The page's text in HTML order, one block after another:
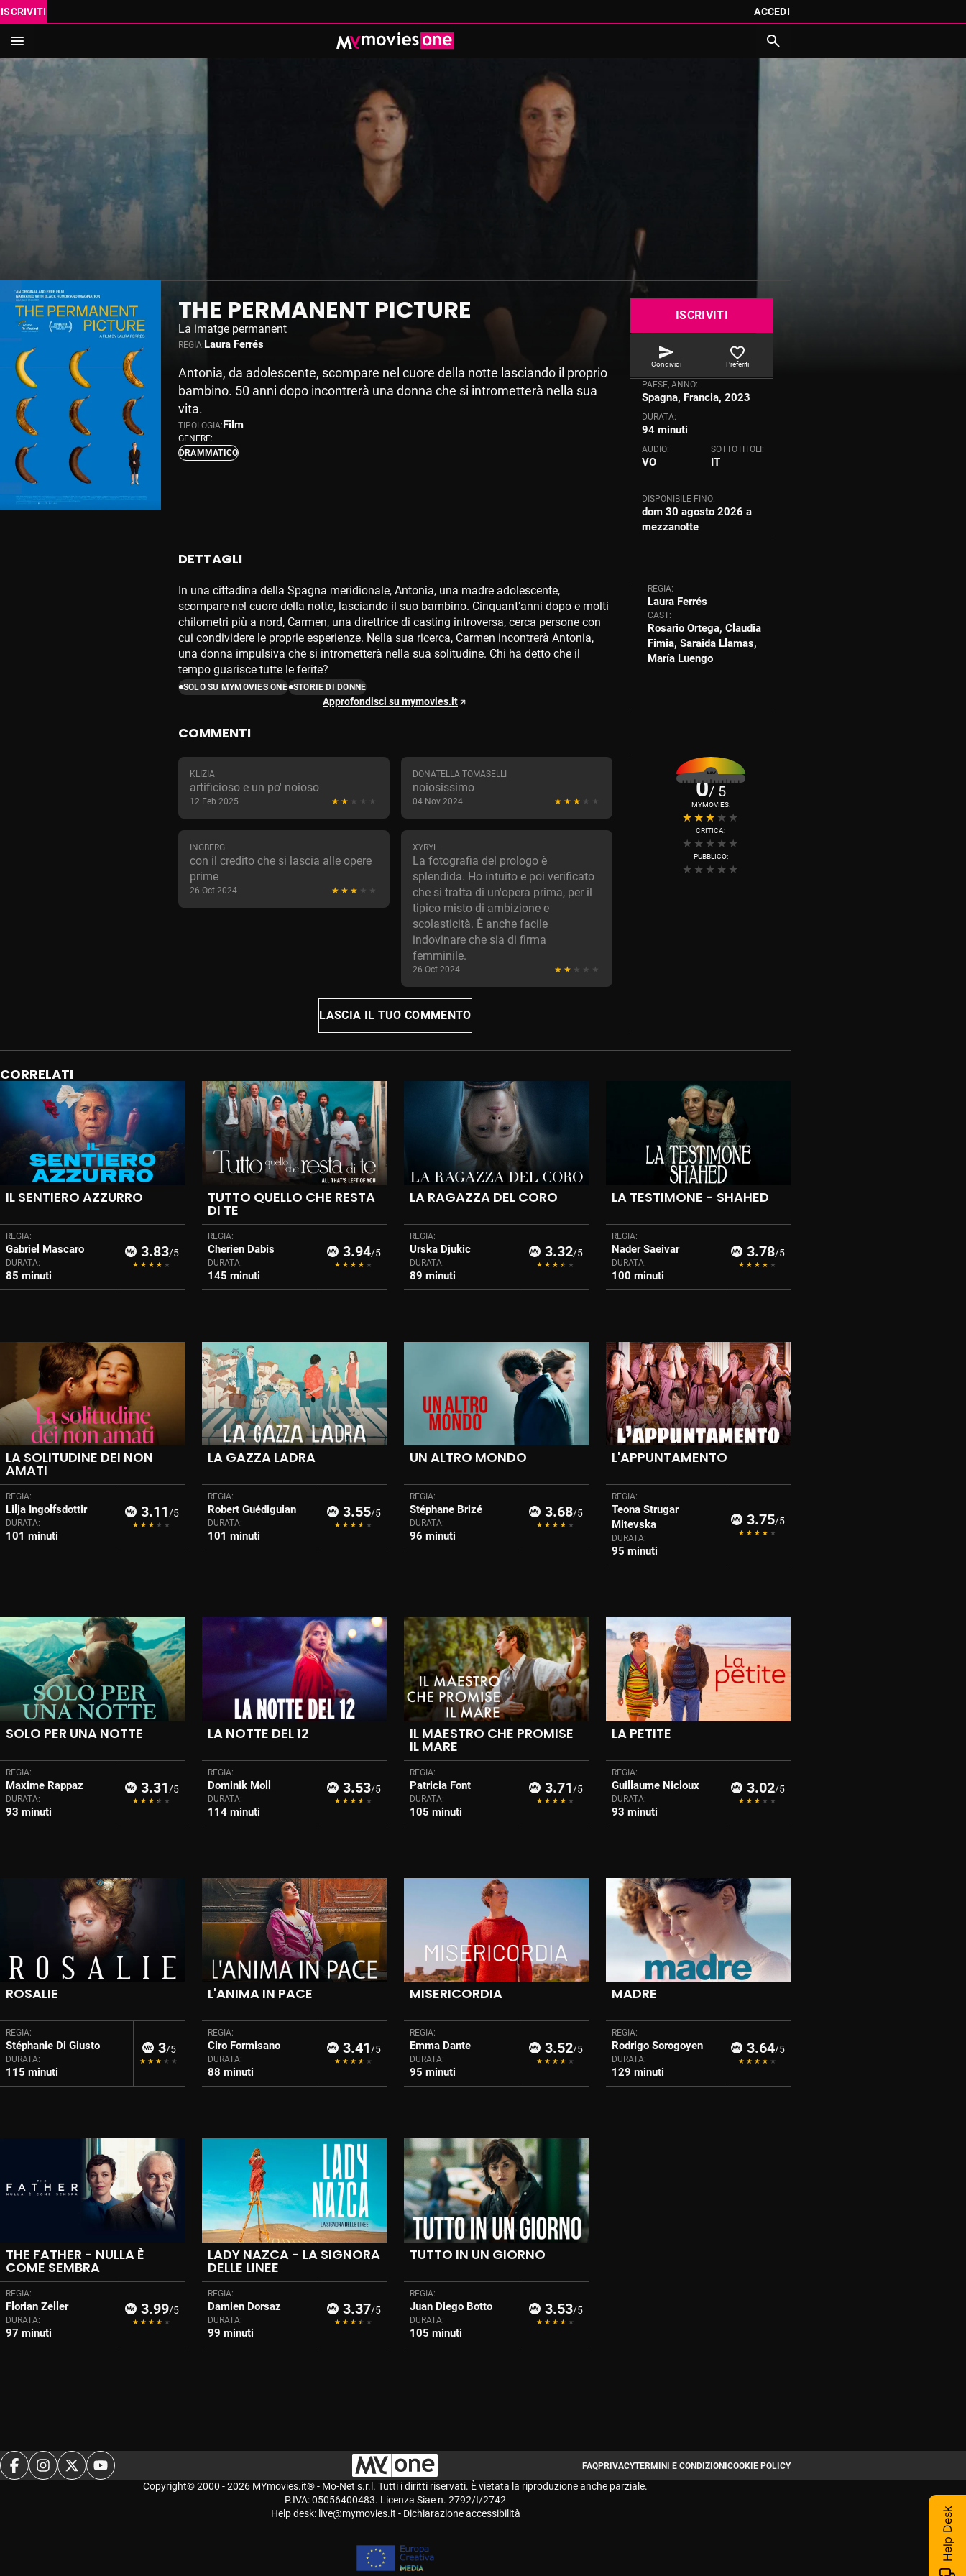
ACCEDI
ISCRIVITI
IN SCADENZAPROSSIMAMENTE
VAI AL CINEMA CON MYMOVIES ONE THEATRE
ISCRIVITI REGALA
THE PERMANENT PICTURE
La imatge permanent
REGIA:Laura Ferrés
ISCRIVITI
Condividi Preferiti
PAESE, ANNO:
Spagna, Francia, 2023
DURATA:
94 minuti
AUDIO:
VO
SOTTOTITOLI:
IT
DISPONIBILE FINO:
dom 30 agosto 2026 a
mezzanotte
Antonia, da adolescente, scompare nel cuore della notte lasciando il proprio
bambino. 50 anni dopo incontrerà una donna che si intrometterà nella sua
vita.
TIPOLOGIA:Film
GENERE:
DRAMMATICO
DETTAGLI
In una cittadina della Spagna meridionale, Antonia, una madre adolescente,
scompare nel cuore della notte, lasciando il suo bambino. Cinquant'anni dopo e molti
chilometri più a nord, Carmen, una direttrice di casting introversa, cerca persone con
cui condividere le proprie esperienze. Nella sua ricerca, Carmen incontrerà Antonia,
una donna impulsiva che si intrometterà nella sua solitudine. Chi ha detto che il
tempo guarisce tutte le ferite?
SOLO SU MYMOVIES ONE STORIE DI DONNE
Approfondisci su mymovies.it
REGIA:
Laura Ferrés
CAST:
Rosario Ortega, Claudia
Fimia, Saraida Llamas,
María Luengo
COMMENTI
KLIZIA
artificioso e un po' noioso
12 Feb 2025
DONATELLA TOMASELLI
noiosissimo
04 Nov 2024
INGBERG
con il credito che si lascia alle opere
prime
26 Oct 2024
XYRYL
La fotografia del prologo è
splendida. Ho intuito e poi verificato
che si tratta di un'opera prima, per il
tipico misto di ambizione e
scolasticità. È anche facile
indovinare che sia di firma
femminile.
26 Oct 2024
LASCIA IL TUO COMMENTO
0/ 5
MYMOVIES:
CRITICA:
PUBBLICO:
CORRELATI
IL SENTIERO AZZURRO
REGIA:
Gabriel Mascaro
DURATA:
85 minuti
3.83/5
TUTTO QUELLO CHE RESTA
DI TE
REGIA:
Cherien Dabis
DURATA:
145 minuti
3.94/5
LA RAGAZZA DEL CORO
REGIA:
Urska Djukic
DURATA:
89 minuti
3.32/5
LA TESTIMONE - SHAHED
REGIA:
Nader Saeivar
DURATA:
100 minuti
3.78/5
LA SOLITUDINE DEI NON
AMATI
REGIA:
Lilja Ingolfsdottir
DURATA:
101 minuti
3.11 /5
LA GAZZA LADRA
REGIA:
Robert Guédiguian
DURATA:
101 minuti
3.55/5
UN ALTRO MONDO
REGIA:
Stéphane Brizé
DURATA:
96 minuti
3.68/5
L'APPUNTAMENTO
REGIA:
Teona Strugar
Mitevska
DURATA:
95 minuti
3.75/5
SOLO PER UNA NOTTE
REGIA:
Maxime Rappaz
DURATA:
93 minuti
3.31 /5
LA NOTTE DEL 12
REGIA:
Dominik Moll
DURATA:
114 minuti
3.53/5
IL MAESTRO CHE PROMISE
IL MARE
REGIA:
Patricia Font
DURATA:
105 minuti
3.71 /5
LA PETITE
REGIA:
Guillaume Nicloux
DURATA:
93 minuti
3.02/5
ROSALIE
REGIA:
Stéphanie Di Giusto
DURATA:
115 minuti
3/5
L'ANIMA IN PACE
REGIA:
Ciro Formisano
DURATA:
88 minuti
3.41/5
MISERICORDIA
REGIA:
Emma Dante
DURATA:
95 minuti
3.52/5
MADRE
REGIA:
Rodrigo Sorogoyen
DURATA:
129 minuti
3.64/5
THE FATHER - NULLA È
COME SEMBRA
REGIA:
Florian Zeller
DURATA:
97 minuti
3.99/5
LADY NAZCA - LA SIGNORA
DELLE LINEE
REGIA:
Damien Dorsaz
DURATA:
99 minuti
3.37/5
TUTTO IN UN GIORNO
REGIA:
Juan Diego Botto
DURATA:
105 minuti
3.53/5
FAQPRIVACYTERMINI E CONDIZIONICOOKIE POLICY
Copyright© 2000 - 2026 MYmovies.it® - Mo-Net s.r.l. Tutti i diritti riservati. È vietata la riproduzione anche parziale.
P.IVA: 05056400483. Licenza Siae n. 2792/I/2742
Help desk: live@mymovies.it - Dichiarazione accessibilità Help Desk